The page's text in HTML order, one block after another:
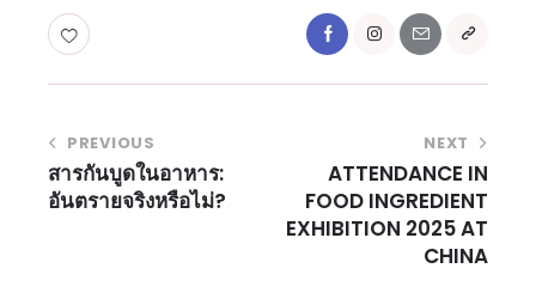
PREVIOUS
สารกันบูดในอาหาร:
อันตรายจริงหรือไม่?
NEXT
ATTENDANCE IN
FOOD INGREDIENT
EXHIBITION 2025 AT
CHINA